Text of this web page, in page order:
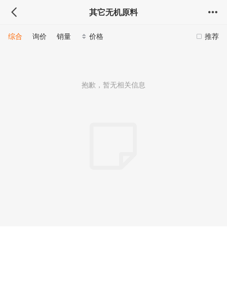
其它无机原料
推荐
综合 询价 销量 价格
抱歉，暂无相关信息